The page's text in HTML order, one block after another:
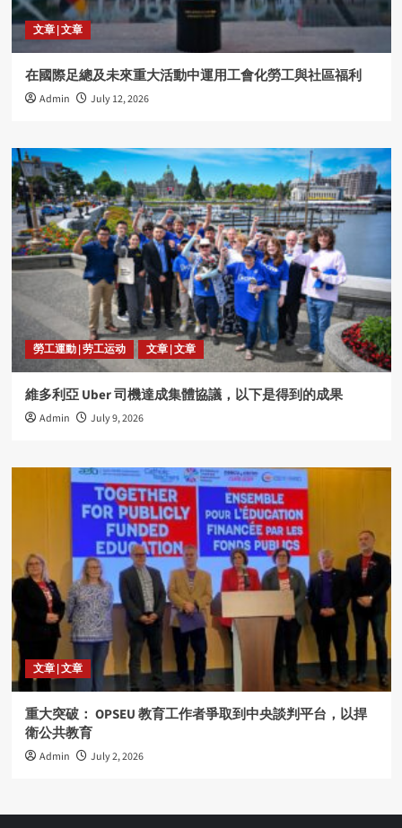
文章 | 文章
在國際足總及未來重大活動中運用工會化勞工與社區福利
Admin July 12, 2026
勞工運動 | 劳工运动 文章 | 文章
維多利亞 Uber 司機達成集體協議，以下是得到的成果
Admin July 9, 2026
文章 | 文章
重大突破： OPSEU 教育工作者爭取到中央談判平台，以捍
衛公共教育
Admin July 2, 2026